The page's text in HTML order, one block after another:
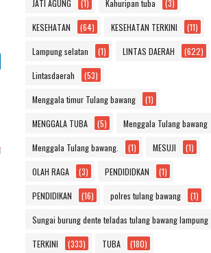
JATI AGUNG (1) Kahuripan tuba (3)
KESEHATAN (64) KESEHATAN TERKINI (11)
Lampung selatan (1) LINTAS DAERAH (622)
Lintasdaerah (53)
Menggala timur Tulang bawang (1)
MENGGALA TUBA (5) Menggala Tulang bawang
Menggala Tulang bawang. (1) MESUJI (1)
OLAH RAGA (3) PENDIDIDKAN (1)
PENDIDIKAN (16) polres tulang bawang (1)
Sungai burung dente teladas tulang bawang lampung
TERKINI (333) TUBA (180)